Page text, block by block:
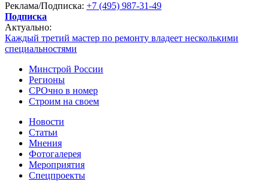
Реклама/Подписка: +7 (495) 987-31-49
Подписка
Актуально:
Каждый третий мастер по ремонту владеет несколькими
специальностями
Минстрой России
Регионы
СРОчно в номер
Строим на своем
Новости
Статьи
Мнения
Фотогалерея
Мероприятия
Спецпроекты